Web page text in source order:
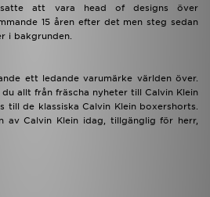
att vara head of designs över
15 åren efter det men steg sedan
i bakgrunden.
ett ledande varumärke världen över.
allt från fräscha nyheter till Calvin Klein
till de klassiska Calvin Klein boxershorts.
av Calvin Klein idag, tillgänglig för herr,